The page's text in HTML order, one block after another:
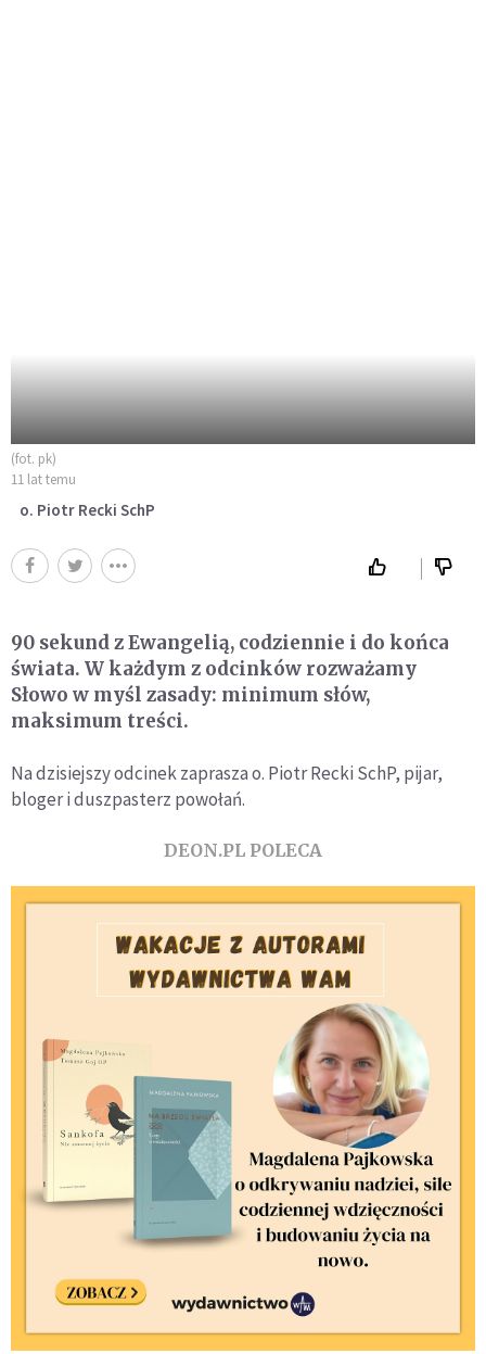
(fot. pk)
11 lat temu
o. Piotr Recki SchP
90 sekund z Ewangelią, codziennie i do końca
świata. W każdym z odcinków rozważamy
Słowo w myśl zasady: minimum słów,
maksimum treści.
Na dzisiejszy odcinek zaprasza o. Piotr Recki SchP, pijar,
bloger i duszpasterz powołań.
DEON.PL POLECA